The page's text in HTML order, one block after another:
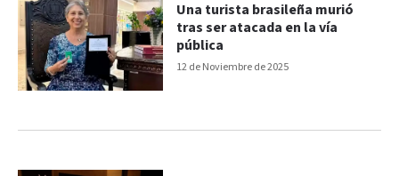
12 de Noviembre de 2025
Una turista brasileña murió
tras ser atacada en la vía
pública